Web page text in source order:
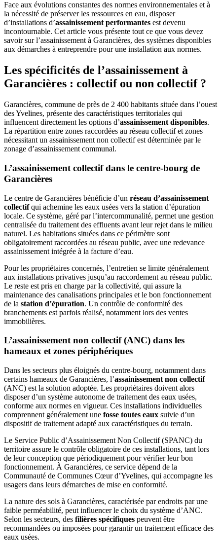
Face aux évolutions constantes des normes environnementales et à
la nécessité de préserver les ressources en eau, disposer
d’installations d’assainissement performantes est devenu
incontournable. Cet article vous présente tout ce que vous devez
savoir sur l’assainissement à Garancières, des systèmes disponibles
aux démarches à entreprendre pour une installation aux normes.
Les spécificités de l’assainissement à
Garancières : collectif ou non collectif ?
Garancières, commune de près de 2 400 habitants située dans l’ouest
des Yvelines, présente des caractéristiques territoriales qui
influencent directement les options d’assainissement disponibles.
La répartition entre zones raccordées au réseau collectif et zones
nécessitant un assainissement non collectif est déterminée par le
zonage d’assainissement communal.
L’assainissement collectif dans le centre-bourg de
Garancières
Le centre de Garancières bénéficie d’un réseau d’assainissement
collectifqui achemine les eaux usées vers la station d’épuration
locale. Ce système, géré par l’intercommunalité, permet une gestion
centralisée du traitement des effluents avant leur rejet dans le milieu
naturel. Les habitations situées dans ce périmètre sont
obligatoirement raccordées au réseau public, avec une redevance
assainissement intégrée à la facture d’eau.
Pour les propriétaires concernés, l’entretien se limite généralement
aux installations privatives jusqu’au raccordement au réseau public.
Le reste est pris en charge par la collectivité, qui assure la
maintenance des canalisations principales et le bon fonctionnement
de la station d’épuration. Un contrôle de conformité des
branchements est parfois réalisé, notamment lors des ventes
immobilières.
L’assainissement non collectif (ANC) dans les
hameaux et zones périphériques
Dans les secteurs plus éloignés du centre-bourg, notamment dans
certains hameaux de Garancières, l’assainissement non collectif
(ANC) est la solution adoptée. Les propriétaires doivent alors
disposer d’un système autonome de traitement des eaux usées,
conforme aux normes en vigueur. Ces installations individuelles
comprennent généralement une fosse toutes eaux suivie d’un
dispositif de traitement adapté aux caractéristiques du terrain.
Le Service Public d’Assainissement Non Collectif (SPANC) du
territoire assure le contrôle obligatoire de ces installations, tant lors
de leur conception que périodiquement pour vérifier leur bon
fonctionnement. À Garancières, ce service dépend de la
Communauté de Communes Cœur d’Yvelines, qui accompagne les
usagers dans leurs démarches de mise en conformité.
La nature des sols à Garancières, caractérisée par endroits par une
faible perméabilité, peut influencer le choix du système d’ANC.
Selon les secteurs, des filières spécifiques peuvent être
recommandées ou imposées pour garantir un traitement efficace des
eaux usées.